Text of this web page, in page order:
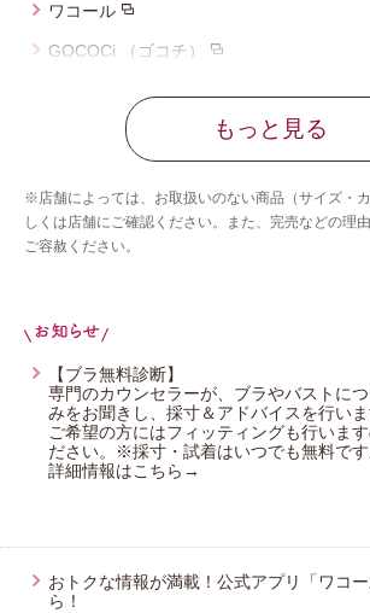
ワコール
GOCOCi （ゴコチ）
ワコール_マタニティ
ワコール／睡眠科学
CW-X
ワコール／サクセスウォーク
ワコール／らくラクパートナー
YOJOY
アツコマタノ
もっと見る
※店舗によっては、お取扱いのない商品（サイズ・
しくは店舗にご確認ください。また、完売などの理
ご容赦ください。
【ブラ無料診断】
専門のカウンセラーが、ブラやバストに
みをお聞きし、採寸＆アドバイスを行いま
ご希望の方にはフィッティングも行いま
ださい。※採寸・試着はいつでも無料です
詳細情報はこちら→
おトクな情報が満載！公式アプリ「ワコ
ら！